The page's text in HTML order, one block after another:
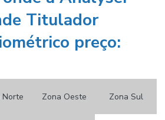
de amostra
Titulador
preço:
Norte Zona Oeste Zona Sul